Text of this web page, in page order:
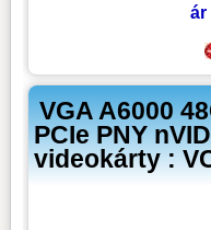
ár
VGA A6000
PCIe PNY
videokárty :